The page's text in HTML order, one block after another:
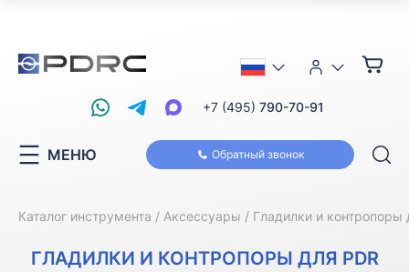
Обратный звонок
+7 (495) 790-70-91
МЕНЮ
Каталог инструмента Аксессуары Гладилки и контропоры
ГЛАДИЛКИ И КОНТРОПОРЫ ДЛЯ PDR